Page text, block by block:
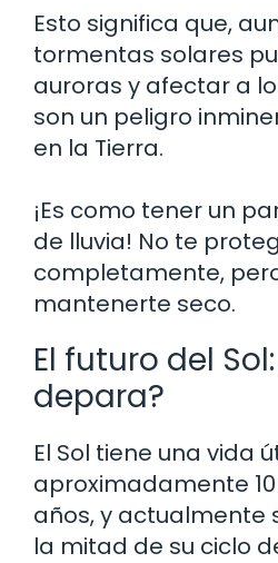
Esto significa que,
tormentas solares
auroras y afectar a
son un peligro
en la Tierra.
¡Es como tener un
de lluvia! No te
completamente,
mantenerte seco.
El futuro del
depara?
El Sol tiene una vida
aproximadamente
años, y actualmente
la mitad de su ciclo